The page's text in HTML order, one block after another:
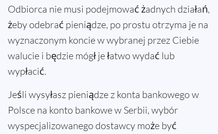
Odbiorca nie musi podejmować żadnych działań,
żeby odebrać pieniądze, po prostu otrzyma je na
wyznaczonym koncie w wybranej przez Ciebie
walucie i będzie mógł je łatwo wydać lub
wypłacić.
Jeśli wysyłasz pieniądze z konta bankowego w
Polsce na konto bankowe w Serbii, wybór
wyspecjalizowanego dostawcy może być